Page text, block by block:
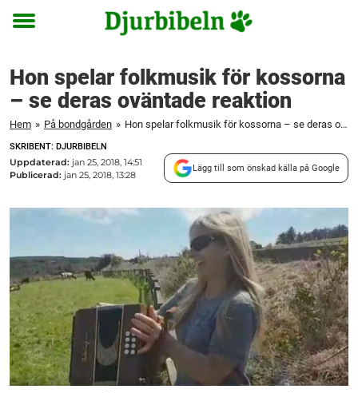
Toggle
Hon spelar folkmusik för kossorna
– se deras oväntade reaktion
Hem » På bondgården » Hon spelar folkmusik för kossorna – se deras oväntade reaktion
SKRIBENT: DJURBIBELN
Uppdaterad: jan 25, 2018, 14:51
Publicerad: jan 25, 2018, 13:28
Lägg till som önskad källa på Google